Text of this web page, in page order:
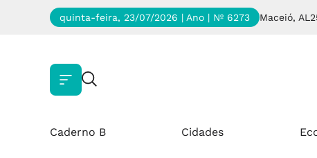
quinta-feira, 23/07/2026 | Ano | Nº 6273 Maceió, AL
Caderno B Cidades